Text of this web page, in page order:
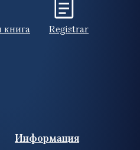
книга Registrar
Информация